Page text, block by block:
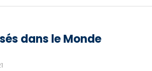
dans le Monde